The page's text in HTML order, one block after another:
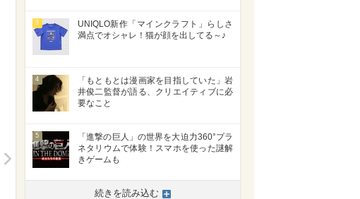
>
3
UNIQLO新作「マインクラフト」らしさ
満点でオシャレ！猫が顔を出してる～♪
4
「もともとは漫画家を目指していた」岩
井俊二監督が語る、クリエイティブに必
要なこと
5
「進撃の巨人」の世界を大迫力360°プラ
ネタリウムで体験！スマホを使った謎解
きゲームも
続きを読み込む